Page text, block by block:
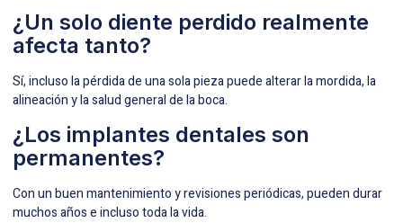
¿Un solo diente perdido realmente
afecta tanto?
Sí, incluso la pérdida de una sola pieza puede alterar la mordida, la
alineación y la salud general de la boca.
¿Los implantes dentales son
permanentes?
Con un buen mantenimiento y revisiones periódicas, pueden durar
muchos años e incluso toda la vida.